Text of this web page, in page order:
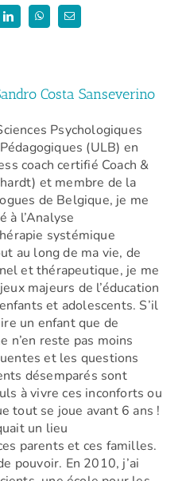
Mars
LinkedInWhatsAppEmail
Costa Sanseverino
Psychologiques
(ULB) en
coach certifié Coach &
et membre de la
de Belgique, je me
à l’Analyse
systémique
au long de ma vie, de
et thérapeutique, je me
majeurs de l’éducation
et adolescents. S’il
un enfant que de
n’en reste pas moins
et les questions
désemparés sont
à vivre ces inconforts ou
tout se joue avant 6 ans !
un lieu
parents et ces familles.
pouvoir. En 2010, j’ai